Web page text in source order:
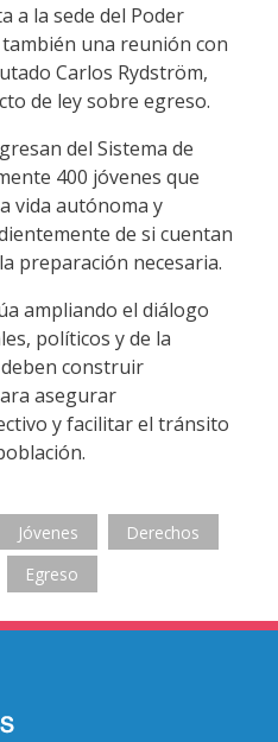
a la sede del Poder
una reunión con
Carlos Rydström,
de ley sobre egreso.
del Sistema de
400 jóvenes que
vida autónoma y
de si cuentan
preparación necesaria.
ampliando el diálogo
políticos y de la
construir
asegurar
y facilitar el tránsito
Jóvenes
Derechos
Egreso